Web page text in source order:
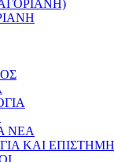
ΝΕΑ
ΚΑΙ ΕΠΙΣΤΗΜΗ